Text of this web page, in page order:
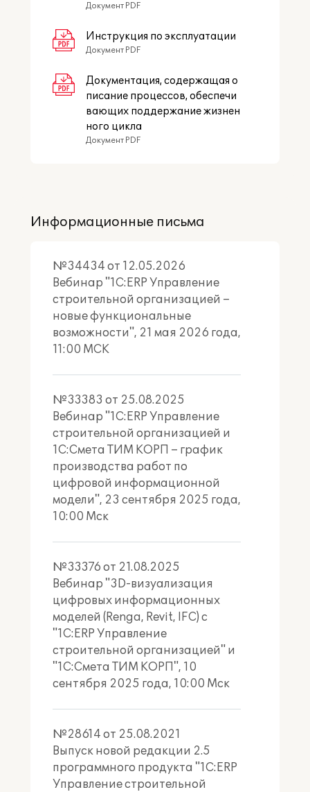
Виды строительных проектов
✓ новое строительство;
✓ реконструкция;
✓ реновация;
✓ капитальный ремонт и
Объекты строительства
строительством объектов различного
назначения.
Промышленного назначения
Транспортной инфраструктуры
дороги, мосты, тоннели,
транспортные развязки,
трубопроводы
Гражданского назначения
жилье, общественные здания,
торговые центры, гостиницы,
объекты социальной
инфраструктуры
Гидротехнического назначения
плотины, дамбы, каналы,
Документ PDF
Инструкция по эксплуатации
Документ PDF
Документация, содержащая о
писание процессов, обеспечи
вающих поддержание жизнен
ного цикла
Документ PDF
Информационные письма
№34434 от 12.05.2026
Вебинар "1С:ERP Управление
строительной организацией –
новые функциональные
возможности", 21 мая 2026 года,
11:00 МСК
№33383 от 25.08.2025
Вебинар "1С:ERP Управление
строительной организацией и
1С:Смета ТИМ КОРП – график
производства работ по
цифровой информационной
модели", 23 сентября 2025 года,
10:00 Мск
№33376 от 21.08.2025
Вебинар "3D-визуализация
цифровых информационных
моделей (Renga, Revit, IFC) с
"1С:ERP Управление
строительной организацией" и
"1С:Смета ТИМ КОРП", 10
сентября 2025 года, 10:00 Мск
№28614 от 25.08.2021
Выпуск новой редакции 2.5
программного продукта "1С:ERP
Управление строительной